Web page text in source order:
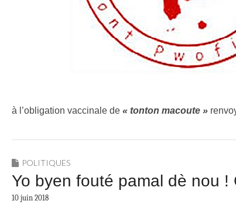
à l’obligation vaccinale de « tonton macoute »
POLITIQUES
Yo byen fouté pamal dè nou
10 juin 2018